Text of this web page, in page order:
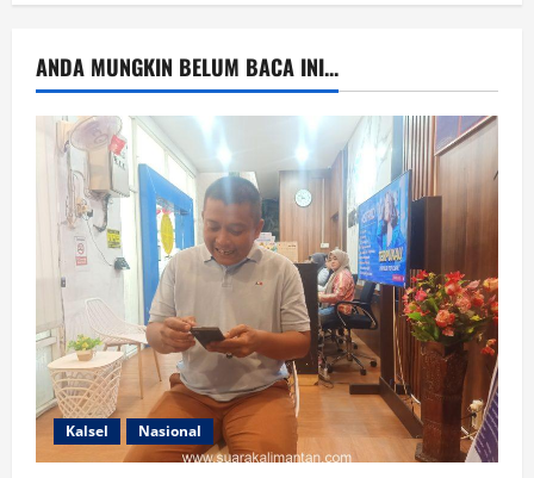
ANDA MUNGKIN BELUM BACA INI...
Kalsel Nasional